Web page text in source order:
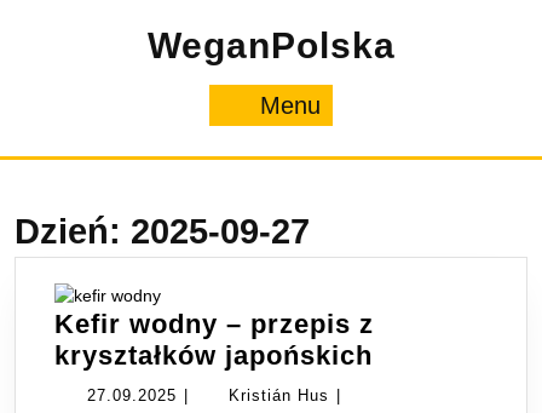
WeganPolska
Menu
Dzień: 2025-09-27
Kefir wodny – przepis z
kryształków japońskich
27.09.2025 27.09.2025Kristián Hus Kristián